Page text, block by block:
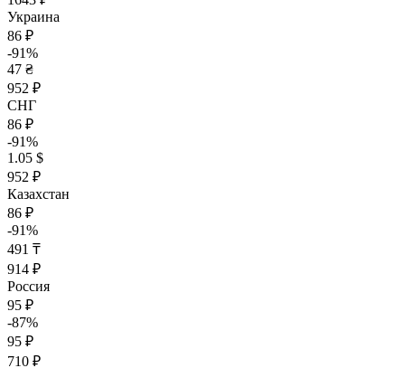
Украина
86 ₽
-91%
47 ₴
952 ₽
СНГ
86 ₽
-91%
1.05 $
952 ₽
Казахстан
86 ₽
-91%
491 ₸
914 ₽
Россия
95 ₽
-87%
95 ₽
710 ₽